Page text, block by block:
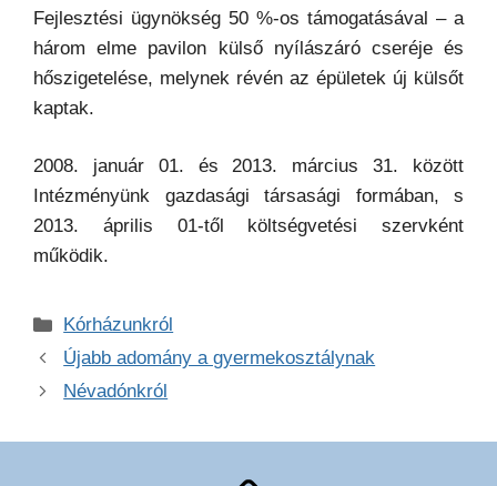
Fejlesztési ügynökség 50 %-os támogatásával – a
három elme pavilon külső nyílászáró cseréje és
hőszigetelése, melynek révén az épületek új külsőt
kaptak.
2008. január 01. és 2013. március 31. között
Intézményünk gazdasági társasági formában, s
2013. április 01-től költségvetési szervként
működik.
Kategória
Kórházunkról
Újabb adomány a gyermekosztálynak
Névadónkról